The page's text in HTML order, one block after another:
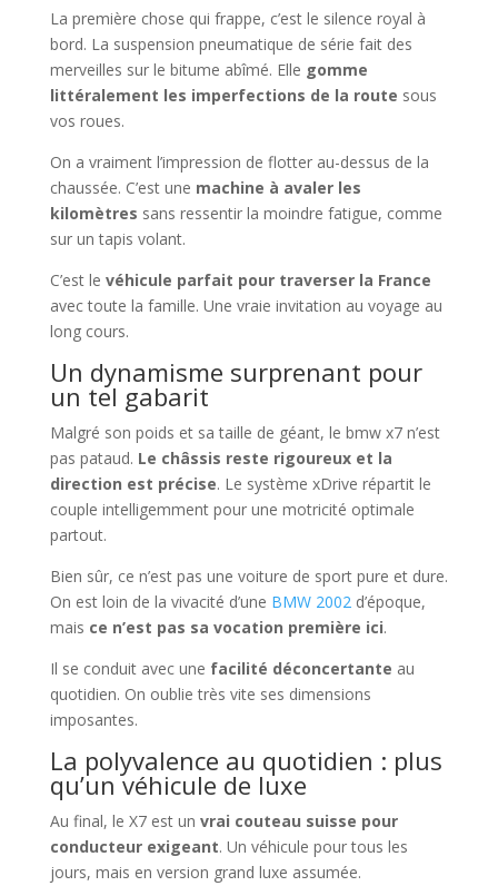
La première chose qui frappe, c’est le silence royal à
bord. La suspension pneumatique de série fait des
merveilles sur le bitume abîmé. Elle gomme
littéralement les imperfections de la route sous
vos roues.
On a vraiment l’impression de flotter au-dessus de la
chaussée. C’est une machine à avaler les
kilomètres sans ressentir la moindre fatigue, comme
sur un tapis volant.
C’est le véhicule parfait pour traverser la France
avec toute la famille. Une vraie invitation au voyage au
long cours.
Un dynamisme surprenant pour
un tel gabarit
Malgré son poids et sa taille de géant, le bmw x7 n’est
pas pataud. Le châssis reste rigoureux et la
direction est précise. Le système xDrive répartit le
couple intelligemment pour une motricité optimale
partout.
Bien sûr, ce n’est pas une voiture de sport pure et dure.
On est loin de la vivacité d’une BMW 2002d’époque,
mais ce n’est pas sa vocation première ici.
Il se conduit avec une facilité déconcertante au
quotidien. On oublie très vite ses dimensions
imposantes.
La polyvalence au quotidien : plus
qu’un véhicule de luxe
Au final, le X7 est un vrai couteau suisse pour
conducteur exigeant. Un véhicule pour tous les
jours, mais en version grand luxe assumée.